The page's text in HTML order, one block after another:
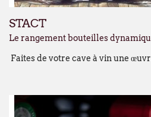
STACT
Le rangement bouteilles
Faites de votre cave à vin une